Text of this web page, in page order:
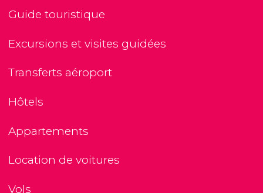
Guide touristique
Excursions et visites guidées
Transferts aéroport
Hôtels
Appartements
Location de voitures
Vols